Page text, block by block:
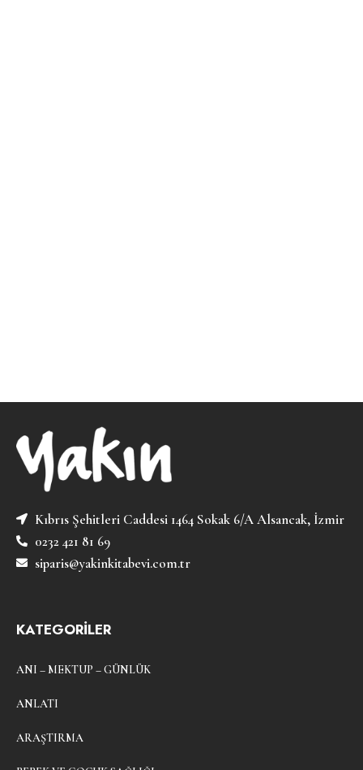
Kıbrıs Şehitleri Caddesi 1464 Sokak 6/A Alsancak, İzmir
0232 421 81 69
siparis@yakinkitabevi.com.tr
KATEGORİLER
ANI – MEKTUP – GÜNLÜK
ANLATI
ARAŞTIRMA